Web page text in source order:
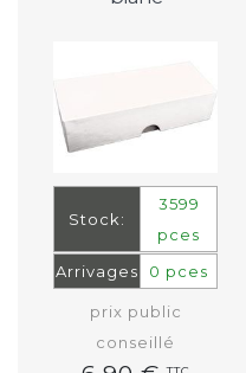
Stock:
3599
pces
Arrivages
0 pces
prix public
conseillé